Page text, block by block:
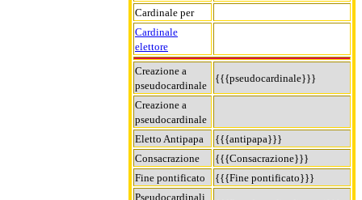
Cardinale per
Cardinale
elettore
Creazione a
pseudocardinale
{{{pseudocardinale}}}
Creazione a
pseudocardinale
Eletto Antipapa
{{{antipapa}}}
Consacrazione
{{{Consacrazione}}}
Fine pontificato
{{{Fine pontificato}}}
Pseudocardinali